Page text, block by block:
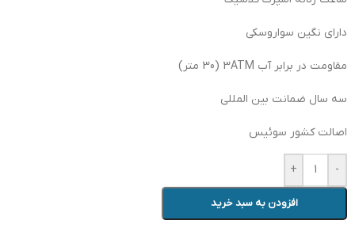
دارای نگین سواروسکی
مقاومت در برابر آب 3ATM (30 متر)
سه سال ضمانت بین المللی
اصالت کشور سوئیس
-
+
افزودن به سبد خرید